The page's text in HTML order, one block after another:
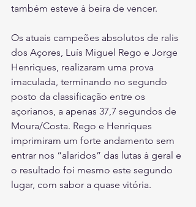
também esteve à beira de vencer.
Os atuais campeões absolutos de ralis
dos Açores, Luís Miguel Rego e Jorge
Henriques, realizaram uma prova
imaculada, terminando no segundo
posto da classificação entre os
açorianos, a apenas 37,7 segundos de
Moura/Costa. Rego e Henriques
imprimiram um forte andamento sem
entrar nos “alaridos” das lutas à geral e
o resultado foi mesmo este segundo
lugar, com sabor a quase vitória.